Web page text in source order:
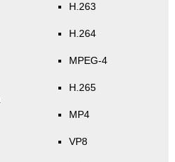
H.263
H.264
MPEG-4
H.265
MP4
VP8